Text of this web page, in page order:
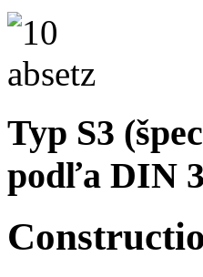
Typ S3
podľa DIN